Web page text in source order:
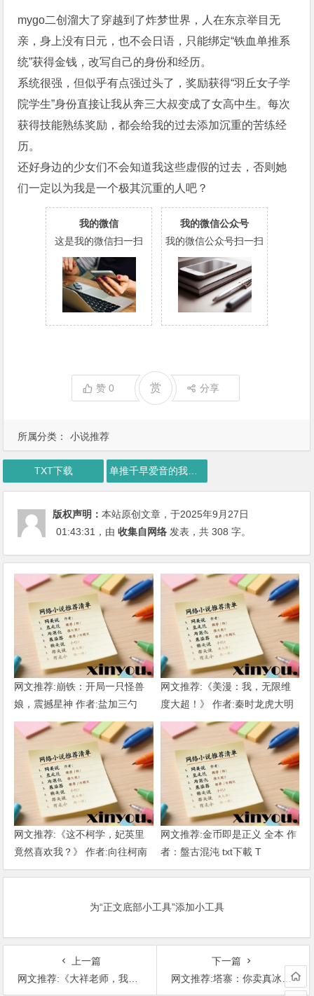
所属分类： 小说推荐
mygo二创溜大了穿越到了炸梦世界，人在东京举目无
亲，身上没有日元，也不会日语，只能绑定“铁血单推系
统”获得金钱，改写自己的身份和经历。
系统很强，但似乎有点强过头了，奖励获得“羽丘女子学
院学生”身份直接让我从奔三大叔变成了女高中生。每次
获得技能熟练奖励，都会给我的过去添加沉重的苦练经
历。
还好身边的少女们不会知道我这些虚假的过去，否则她
们一定以为我是一个极其沉重的人吧？
我的微信
这是我的微信扫一扫
我的微信公众号
我的微信公众号扫一扫
赞0 赏 分享
TXT下载 单推千早爱音的我并非重女下载
版权声明：本站原创文章，于2025年9月27日
01:43:31 ，由收集自网络 发表，共 308 字。
网文推荐:崩铁：开局一只怪兽
娘，震撼星神 作者:盐加三勺
（1-218）TXT下载
网文推荐:《美漫：我，无限维
度大超！》 作者:秦时龙虎大明
1-802章 TXT下载
网文推荐:《这不柯学，妃英里
竟然喜欢我？》 作者:向往柯南
1-189章 TXT下载
网文推荐:金币即是正义 全本 作
者：盤古混沌 txt下載 T
为“正文底部小工具”添加小工具
上一篇
网文推荐:《大祥老师，我们来组一辈子乐队吧！(1-269)》 作者: 一只鸽子 T
下一篇
网文推荐:塔寨：你卖真冰糖 作者：西南棋王果 1-528.TXT T